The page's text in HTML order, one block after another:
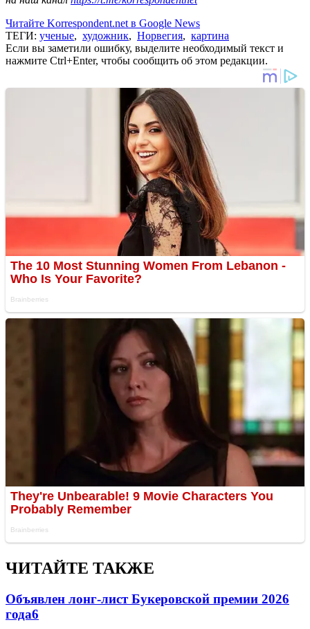
Читайте Korrespondent.net в Google News
ТЕГИ: ученые, художник, Норвегия, картина
Если вы заметили ошибку, выделите необходимый текст и
нажмите Ctrl+Enter, чтобы сообщить об этом редакции.
ЧИТАЙТЕ ТАКЖЕ
Объявлен лонг-лист Букеровской премии 2026
года6